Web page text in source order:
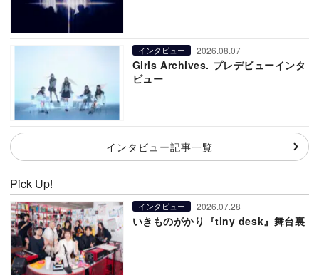
インタビュー 2026.08.07
Girls Archives. プレデビューインタ
ビュー
インタビュー記事一覧
Pick Up!
インタビュー 2026.07.28
いきものがかり『tiny desk』舞台裏